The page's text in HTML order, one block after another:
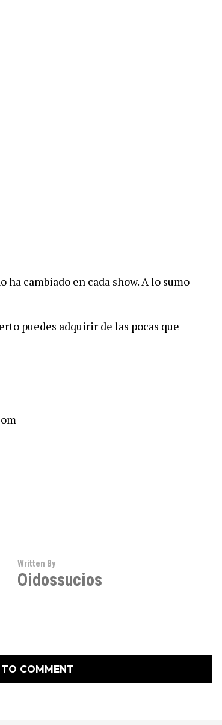
cambiado en cada show. A lo sumo
puedes adquirir de las pocas que
Written By
Oidossucios
COMMENT